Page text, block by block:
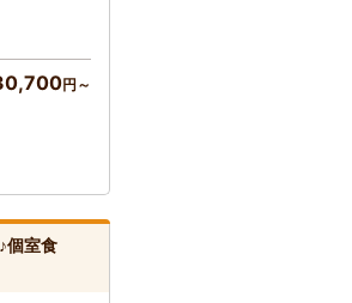
円～
個室食